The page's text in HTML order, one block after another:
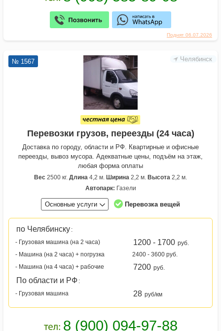
Поднят 06.07.2026
Челябинск
№ 1567
Перевозки грузов, переезды (24 часа)
Доставка по городу, области и РФ. Квартирные и офисные
переезды, вывоз мусора. Адекватные цены, подъём на этаж,
любая форма оплаты
Вес 2500 кг. Длина 4,2 м. Ширина 2,2 м. Высота 2,2 м.
Автопарк: Газели
Основные услуги Перевозка вещей
по Челябинску :
- Грузовая машина (на 2 часа)
1200 - 1700 руб.
- Машина (на 2 часа) + погрузка
2400 - 3600 руб.
- Машина (на 4 часа) + рабочие
7200 руб.
По области и РФ :
- Грузовая машина
28 руб/км